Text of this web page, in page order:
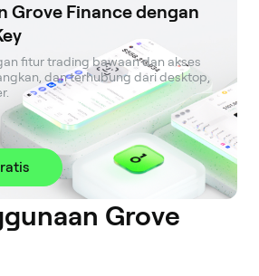
Grove Finance dengan
fitur trading bawaan dan akses
dan terhubung dari desktop,
Grove